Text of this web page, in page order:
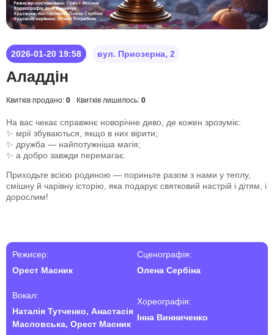
2026-01-20 19:58 вул. Приозерна, 2
Аладдін
Квитків продано: 0 Квитків лишилось: 0
На вас чекає справжнє новорічне диво, де кожен зрозуміє:
✨ мрії збуваються, якщо в них вірити;
✨ дружба — найпотужніша магія;
✨ а добро завжди перемагає.
Приходьте всією родиною — пориньте разом з нами у теплу,
смішну й чарівну історію, яка подарує святковий настрій і дітям, і
дорослим!
Режисер:
Орест Масник
Сценографія:
Олена Сербіна
Вокал:
Наталія Тутченко, Анастасія
Масловська, Орест Масник
Хореографія:
Інна Винниченко